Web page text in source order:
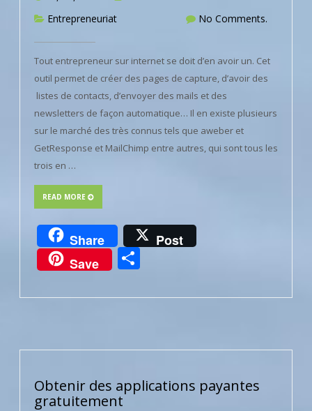
Entrepreneuriat
No Comments.
Tout entrepreneur sur internet se doit d’en avoir un. Cet
outil permet de créer des pages de capture, d’avoir des
listes de contacts, d’envoyer des mails et des
newsletters de façon automatique… Il en existe plusieurs
sur le marché des très connus tels que aweber et
GetResponse et MailChimp entre autres, qui sont tous les
trois en …
READ MORE
Share
Post
Save
Obtenir des applications payantes
gratuitement